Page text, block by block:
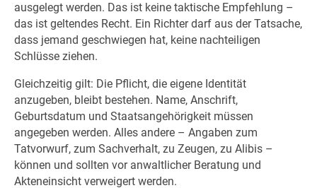
ausgelegt werden. Das ist keine taktische Empfehlung –
das ist geltendes Recht. Ein Richter darf aus der Tatsache,
dass jemand geschwiegen hat, keine nachteiligen
Schlüsse ziehen.
Gleichzeitig gilt: Die Pflicht, die eigene Identität
anzugeben, bleibt bestehen. Name, Anschrift,
Geburtsdatum und Staatsangehörigkeit müssen
angegeben werden. Alles andere – Angaben zum
Tatvorwurf, zum Sachverhalt, zu Zeugen, zu Alibis –
können und sollten vor anwaltlicher Beratung und
Akteneinsicht verweigert werden.